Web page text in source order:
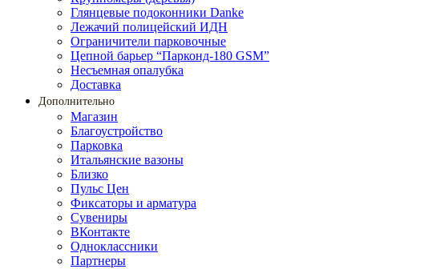
Глянцевые подоконники Danke
Лежачий полицейский ИДН
Ограничители парковочные
Цепной барьер “Парконд-180 GSM”
Несъемная опалубка
Доставка
Дополнительно
Магазин
Благоустройство
Парковка
Итальянские вазоны
Близко
Пульс Цен
Фиксаторы и арматура
Сувениры
ВКонтакте
Одноклассники
Партнеры